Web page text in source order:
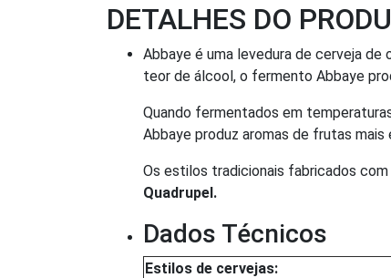
DETALHES DO
Abbaye é uma levedura de cerveja
teor de álcool, o fermento Abbaye
Quando fermentados em
Abbaye produz aromas de frutas
Os estilos tradicionais fabricados
Quadrupel.
Dados Técnicos
Estilos de cervejas: